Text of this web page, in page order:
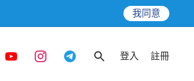
我同意
登入 註冊